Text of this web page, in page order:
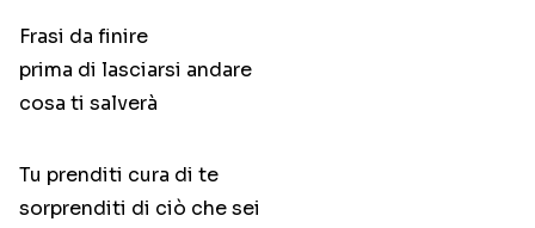
Frasi da finire
prima di lasciarsi andare
cosa ti salverà
Tu prenditi cura di te
sorprenditi di ciò che sei